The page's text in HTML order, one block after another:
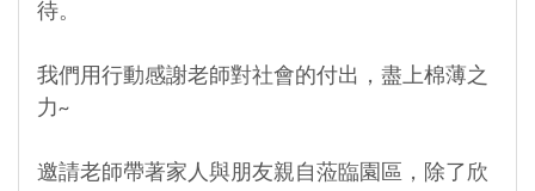
待。
我們用行動感謝老師對社會的付出，盡上棉薄之
力~
邀請老師帶著家人與朋友親自蒞臨園區，除了欣